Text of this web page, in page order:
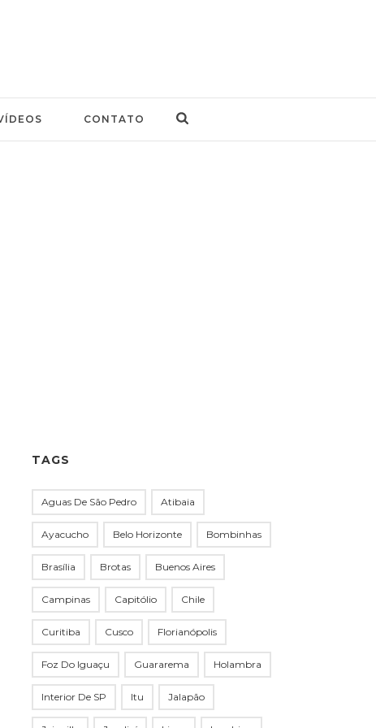
CONTATO
TAGS
Aguas De São Pedro Atibaia
Ayacucho Belo Horizonte Bombinhas
Brasília Brotas Buenos Aires
Campinas Capitólio Chile
Curitiba Cusco Florianópolis
Foz Do Iguaçu Guararema Holambra
Interior De SP Itu Jalapão